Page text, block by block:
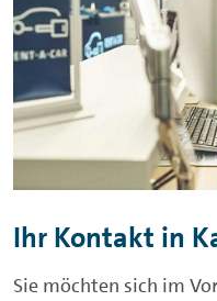
Ihr Kontakt in
Sie möchten sich im